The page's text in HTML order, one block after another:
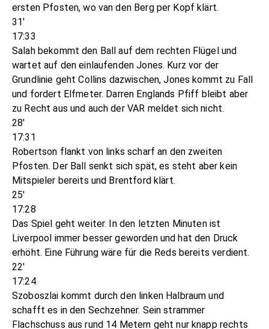
ersten Pfosten, wo van den Berg per Kopf klärt.
31'
17:33
Salah bekommt den Ball auf dem rechten Flügel und
wartet auf den einlaufenden Jones. Kurz vor der
Grundlinie geht Collins dazwischen, Jones kommt zu Fall
und fordert Elfmeter. Darren Englands Pfiff bleibt aber
zu Recht aus und auch der VAR meldet sich nicht.
28'
17:31
Robertson flankt von links scharf an den zweiten
Pfosten. Der Ball senkt sich spät, es steht aber kein
Mitspieler bereits und Brentford klärt.
25'
17:28
Das Spiel geht weiter. In den letzten Minuten ist
Liverpool immer besser geworden und hat den Druck
erhöht. Eine Führung wäre für die Reds bereits verdient.
22'
17:24
Szoboszlai kommt durch den linken Halbraum und
schafft es in den Sechzehner. Sein strammer
Flachschuss aus rund 14 Metern geht nur knapp rechts